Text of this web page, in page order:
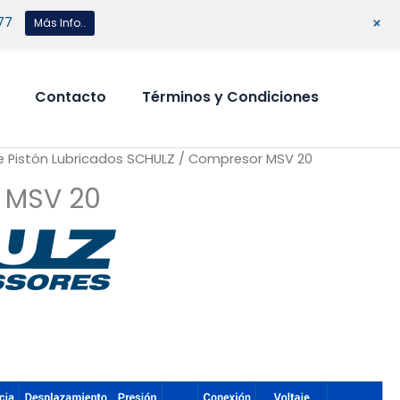
Contacto Términos y Condiciones
Lubricados SCHULZ / Compresor MSV 20
20
Más Info.. +